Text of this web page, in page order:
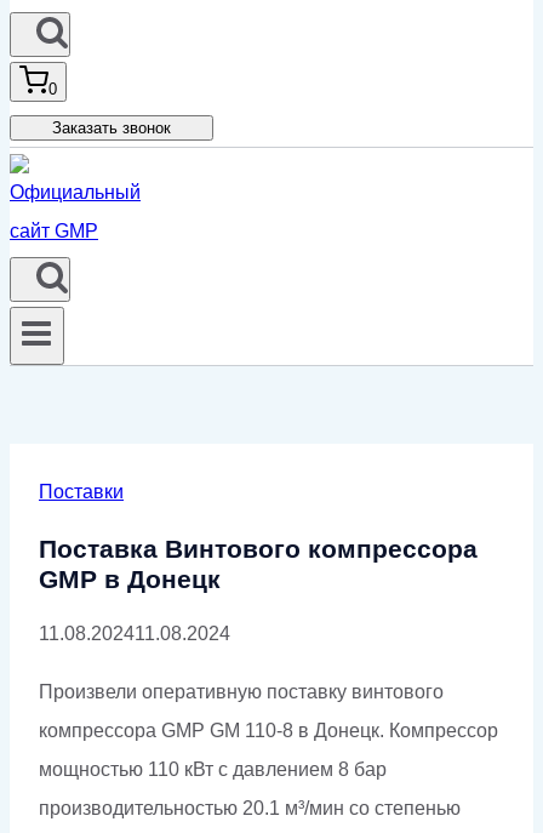
0
Заказать звонок
Поставки
Поставка Винтового компрессора
GMP в Донецк
11.08.202411.08.2024
Произвели оперативную поставку винтового
компрессора GMP GM 110-8 в Донецк. Компрессор
мощностью 110 кВт с давлением 8 бар
производительностью 20.1 м³/мин со степенью